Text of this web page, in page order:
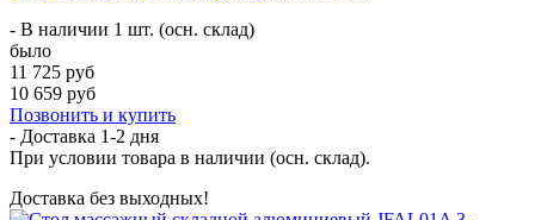
- В наличии 1 шт. (осн. склад)
было
11 725 руб
10 659 руб
Позвонить и купить
- Доставка 1-2 дня
При условии товара в наличии (осн. склад).
Доставка без выходных!